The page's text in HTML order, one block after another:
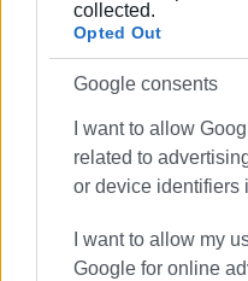
collected.
Opted Out
Google consents
I want to allow
related to
or device identifiers
I want to allow my
Google for online